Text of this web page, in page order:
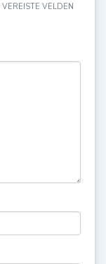
VEREISTE VELDEN